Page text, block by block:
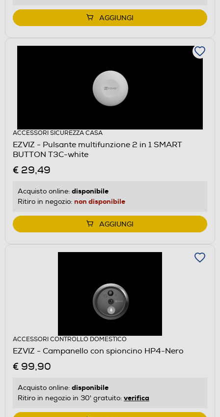
AGGIUNGI
ACCESSORI SICUREZZA CASA
EZVIZ - Pulsante multifunzione 2 in 1 SMART
BUTTON T3C-white
€ 29,49
Acquisto online: disponibile
Ritiro in negozio: non disponibile
AGGIUNGI
ACCESSORI CONTROLLO DOMESTICO
EZVIZ - Campanello con spioncino HP4-Nero
€ 99,90
Acquisto online: disponibile
Ritiro in negozio in 30' gratuito: verifica